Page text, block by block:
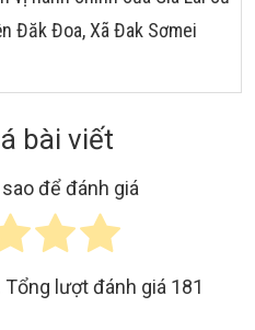
Đăk Đoa, Xã Đak Sơmei
bài viết
để đánh giá
Tổng lượt đánh giá 181